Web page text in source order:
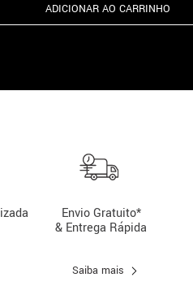
ADICIONAR AO CARRINHO
Envio Gratuito*
& Entrega Rápida
Saiba mais